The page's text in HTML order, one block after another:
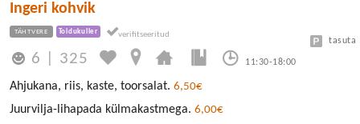
Ingeri kohvik
TÄHTVERE Toidukuller
6 325 11:30-18:00
tasuta
Ahjukana, riis, kaste, toorsalat. 6,50€
Juurvilja-lihapada külmakastmega. 6,00€